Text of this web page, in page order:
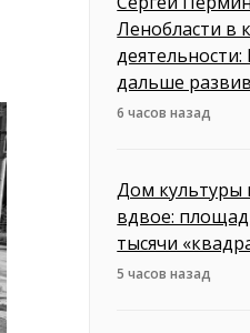
Ленобласти в
дальше
6 часов назад
Дом культуры
вдвое:
тысячи
5 часов назад